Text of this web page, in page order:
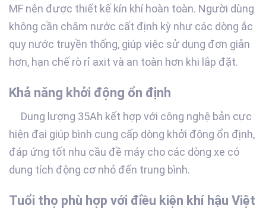
MF nên được thiết kế kín khí hoàn toàn. Người dùng
không cần châm nước cất định kỳ như các dòng ắc
quy nước truyền thống, giúp việc sử dụng đơn giản
hơn, hạn chế rò rỉ axit và an toàn hơn khi lắp đặt.
Khả năng khởi động ổn định
Dung lượng 35Ah kết hợp với công nghệ bản cực
hiện đại giúp bình cung cấp dòng khởi động ổn định,
đáp ứng tốt nhu cầu đề máy cho các dòng xe có
dung tích động cơ nhỏ đến trung bình.
Tuổi thọ phù hợp với điều kiện khí hậu Việt